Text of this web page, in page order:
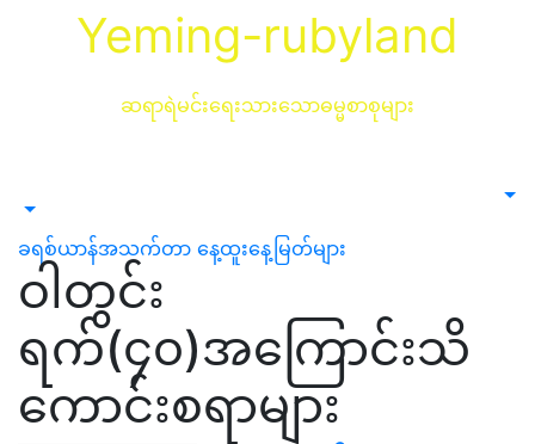
Yeming-rubyland
ဆရာရဲမင်းရေးသားသောဓမ္မစာစုများ
ခရစ်ယာန်အသက်တာ နေ့ထူးနေ့မြတ်များ
ဝါတွင်း
ရက်(၄၀)အကြောင်းသိ
ကောင်းစရာများ